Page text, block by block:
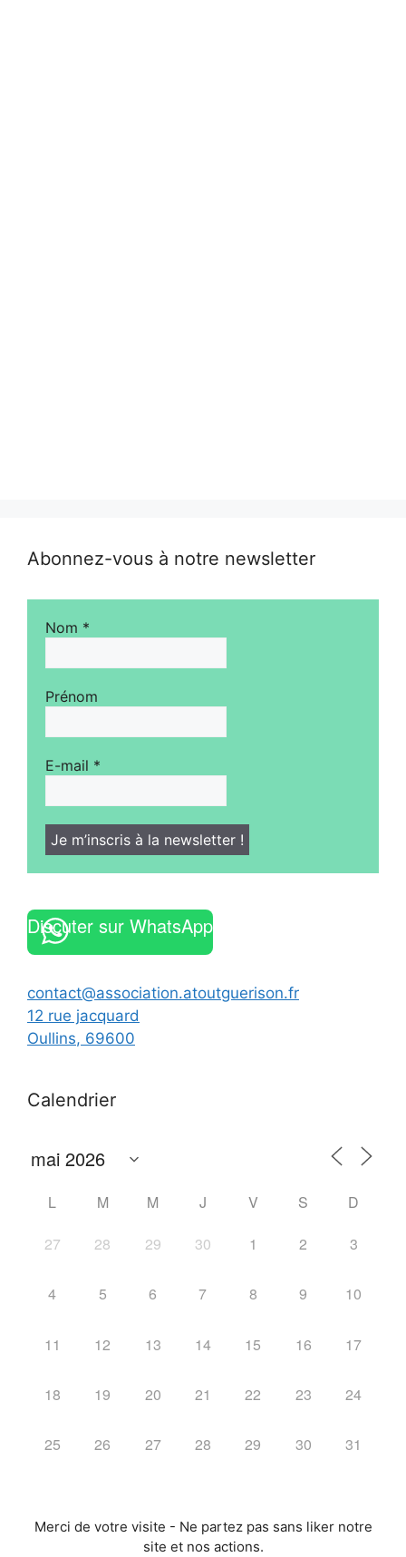
Abonnez-vous à notre newsletter
Nom *
Prénom
E-mail *
Discuter sur WhatsApp
contact@association.atoutguerison.fr
12 rue jacquard
Oullins, 69600
Calendrier
L M M J V S
D
27
28 29 30 1 2 3
4 5 6 7 8 9 10
11 12 13 14 15 16 17
18 19 20 21 22 23 24
25 26 27 28 29 30 31
Merci de votre visite - Ne partez pas sans liker notre
site et nos actions.